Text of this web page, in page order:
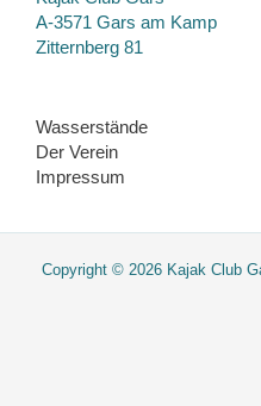
A-3571 Gars am Kamp
Zitternberg 81
Wasserstände
Der Verein
Impressum
Copyright © 2026 Kajak Club